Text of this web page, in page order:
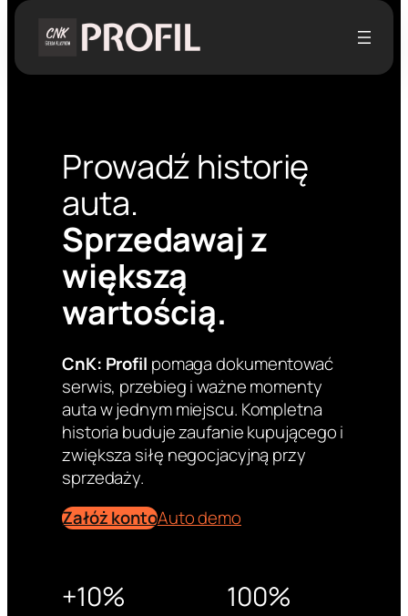
Przejdź
treści
Prowadź historię
auta.
Sprzedawaj z
większą
wartością.
CnK: Profil pomaga dokumentować
serwis, przebieg i ważne momenty
auta w jednym miejscu. Kompletna
historia buduje zaufanie kupującego i
zwiększa siłę negocjacyjną przy
sprzedaży.
Załóż kontoAuto demo
+10% 100%